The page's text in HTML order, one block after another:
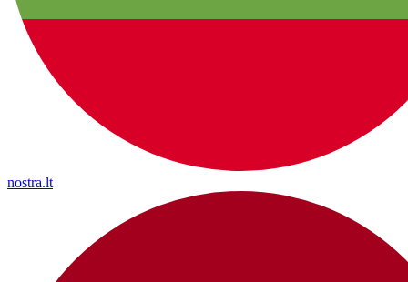
nostra.lt